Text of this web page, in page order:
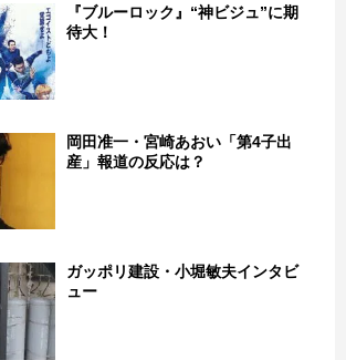
『ブルーロック』“神ビジュ”に期
待大！
岡田准一・宮崎あおい「第4子出
産」報道の反応は？
ガッポリ建設・小堀敏夫インタビ
ュー